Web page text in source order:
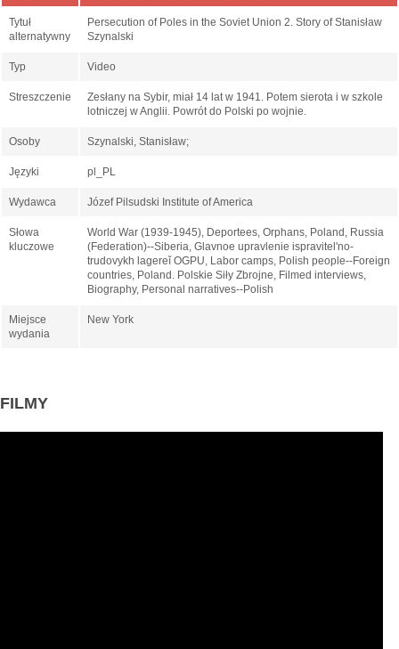
Tytuł
alternatywny
Persecution of Poles in the Soviet Union 2. Story of Stanisław
Szynalski
Typ Video
Streszczenie
Zesłany na Sybir, miał 14 lat w 1941. Potem sierota i w szkole
lotniczej w Anglii. Powrót do Polski po wojnie.
Osoby Szynalski, Stanisław;
Języki pl_PL
Wydawca Józef Pilsudski Institute of America
Słowa
kluczowe
World War (1939-1945), Deportees, Orphans, Poland, Russia
(Federation)--Siberia, Glavnoe upravlenie ispravitelʹno-
trudovykh lagereĭ OGPU, Labor camps, Polish people--Foreign
countries, Poland. Polskie Siły Zbrojne, Filmed interviews,
Biography, Personal narratives--Polish
Miejsce
wydania
New York
FILMY